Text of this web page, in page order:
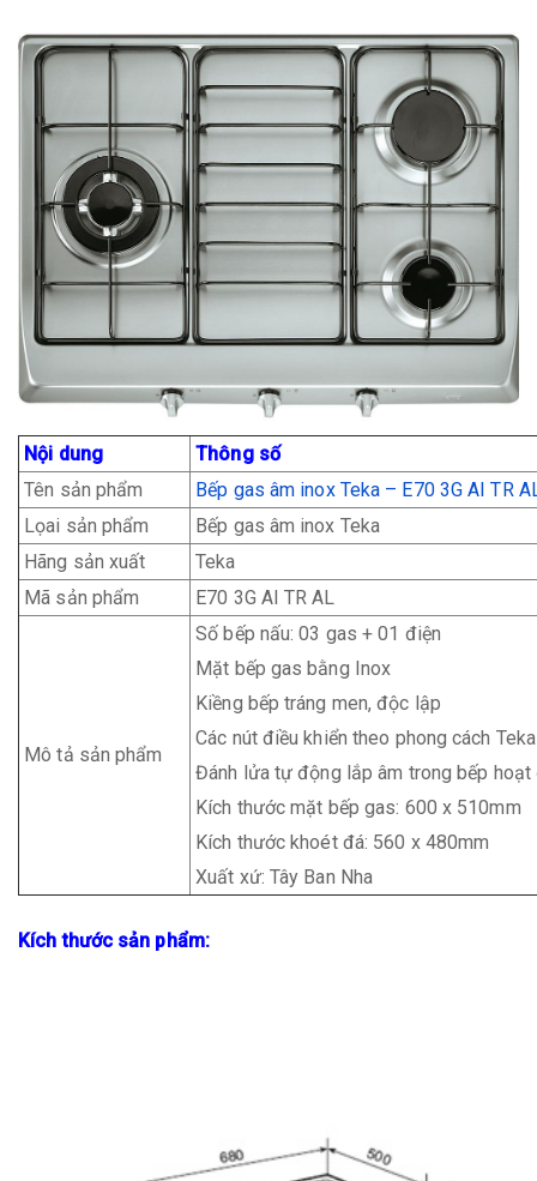
Nội dung
Thông số
Tên sản phẩm
Bếp gas âm inox Teka – E70 3G AI TR
Lọai sản phẩm
Bếp gas âm inox Teka
Hãng sản xuất
Teka
Mã sản phẩm
E70 3G AI TR AL
Mô tả sản phẩm
Số bếp nấu: 03 gas + 01 điện
Mặt bếp gas bằng Inox
Kiềng bếp tráng men, độc lập
Các nút điều khiển theo phong cách Teka
Đánh lửa tự động lắp âm trong bếp
Kích thước mặt bếp gas: 600 x 510mm
Kích thước khoét đá: 560 x 480mm
Xuất xứ: Tây Ban Nha
Kích thước sản phẩm: